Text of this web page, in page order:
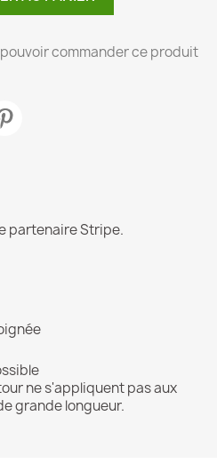
commander ce produit
partenaire Stripe.
ne s'appliquent pas aux
grande longueur.